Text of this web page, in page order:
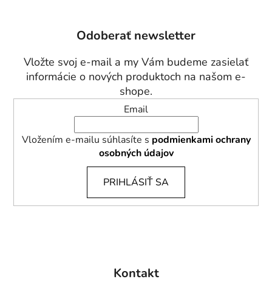
Odoberať newsletter
Vložte svoj e-mail a my Vám budeme zasielať
informácie o nových produktoch na našom e-
shope.
Email
Vložením e-mailu súhlasíte s podmienkami ochrany
osobných údajov
PRIHLÁSIŤ SA
Kontakt